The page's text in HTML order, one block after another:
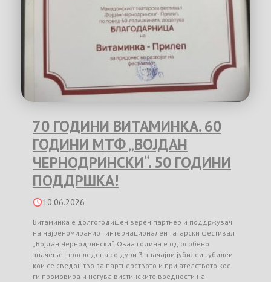
70 ГОДИНИ ВИТАМИНКА. 60
ГОДИНИ МТФ „ВОЈДАН
ЧЕРНОДРИНСКИ“. 50 ГОДИНИ
ПОДДРШКА!
10.06.2026
Витаминка е долгогодишен верен партнер и поддржувач
на најреномираниот интернационален татарски фестивал
„Војдан Чернодрински“. Оваа година е од особено
значење, проследена со дури 3 значајни јубилеи. Јубилеи
кои се сведоштво за партнерството и пријателството кое
ги промовира и негува вистинските вредности на